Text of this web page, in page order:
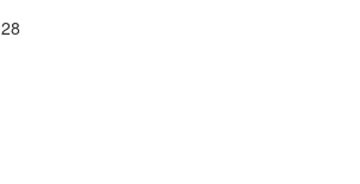
采购单位：广东省始兴县气象